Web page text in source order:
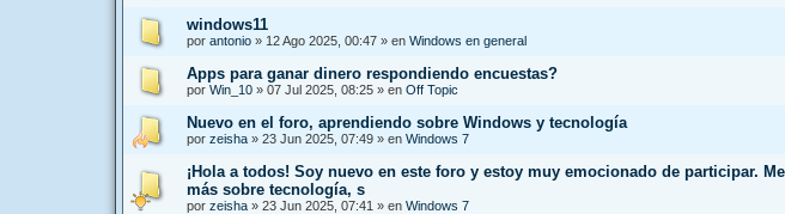
windows11
por antonio » 12 Ago 2025, 00:47 » en Windows en general
Apps para ganar dinero respondiendo encuestas?
por Win_10 » 07 Jul 2025, 08:25 » en Off Topic
Nuevo en el foro, aprendiendo sobre Windows y tecnología
por zeisha » 23 Jun 2025, 07:49 » en Windows 7
¡Hola a todos! Soy nuevo en este foro y estoy muy emocionado de participar.
más sobre tecnología, s
por zeisha » 23 Jun 2025, 07:41 » en Windows 7